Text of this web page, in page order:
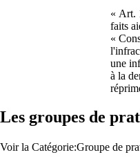
« Art.
faits
«
une
à la
Les groupes de
Voir la Catégorie:Groupe de